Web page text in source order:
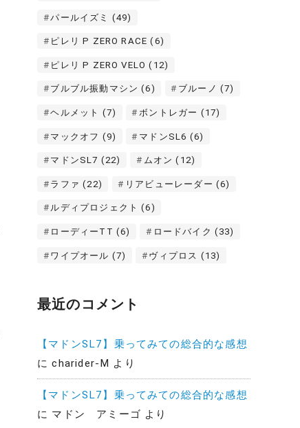
パールイズミ (49)
ピレリ P ZERO RACE (6)
ピレリ P ZERO VELO (12)
ブルブル振動マシン (6) ブルーノ (7)
ヘルメット (7) ボントレガー (17)
マックオフ (9) マドンSL6 (6)
マドンSL7 (22) ムオン (12)
ラファ (22) リアビューレーダー (6)
ルディプロジェクト (6)
ローディーTT (6) ロードバイク (33)
ワイプオール (7) ヴィプロス (13)
最近のコメント
【マドンSL7】乗ってみての総合的な感想
にcharider-M より
【マドンSL7】乗ってみての総合的な感想
に マドン アミーゴ より